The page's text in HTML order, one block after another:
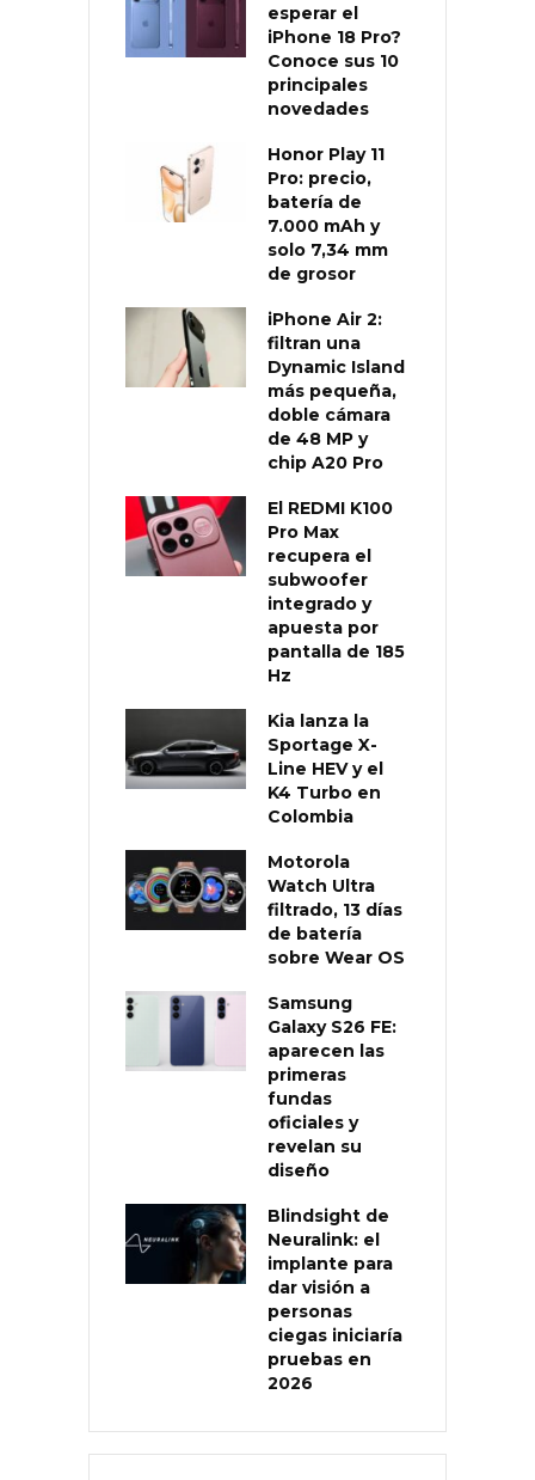
esperar el
iPhone 18 Pro?
Conoce sus 10
principales
novedades
Honor Play 11
Pro: precio,
batería de
7.000 mAh y
solo 7,34 mm
de grosor
iPhone Air 2:
filtran una
Dynamic Island
más pequeña,
doble cámara
de 48 MP y
chip A20 Pro
El REDMI K100
Pro Max
recupera el
subwoofer
integrado y
apuesta por
pantalla de 185
Hz
Kia lanza la
Sportage X-
Line HEV y el
K4 Turbo en
Colombia
Motorola
Watch Ultra
filtrado, 13 días
de batería
sobre Wear OS
Samsung
Galaxy S26 FE:
aparecen las
primeras
fundas
oficiales y
revelan su
diseño
Blindsight de
Neuralink: el
implante para
dar visión a
personas
ciegas iniciaría
pruebas en
2026